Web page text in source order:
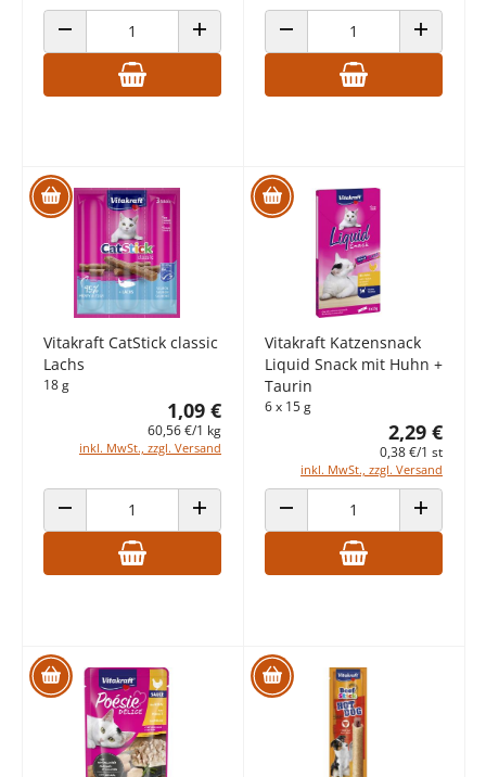
ANZAHL VERRINGERN ANZAHL ERHÖHENANZAHL VERRINGERN ANZAHL
Vitakraft CatStick classic
Lachs
18 g
1,09 €
60,56 €/1 kg
inkl. MwSt., zzgl. Versand
ANZAHL VERRINGERN ANZAHL ERHÖHEN
Vitakraft Katzensnack
Liquid Snack mit Huhn +
Taurin
6 x 15 g
2,29 €
0,38 €/1 st
inkl. MwSt., zzgl. Versand
ANZAHL VERRINGERN ANZAHL